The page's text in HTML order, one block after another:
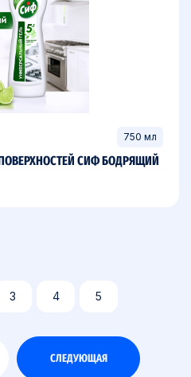
750 мл
СИФ БОДРЯЩИЙ
3 4 5
СЛЕДУЮЩАЯ